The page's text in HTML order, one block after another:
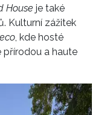
House je také
Kulturní zážitek
, kde hosté
přírodou a haute